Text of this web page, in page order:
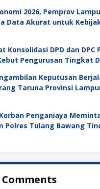
2026, Pemprov
Data Akurat untuk
Konsolidasi DPD dan DPC
Pengurusan Tingkat
Keputusan
Taruna Provinsi
Penganiaya
Polres Tulang Bawang
Comments